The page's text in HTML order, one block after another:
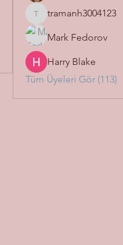
tramanh3004123
tramanh3004123
Mark Fedorov
Harry Blake
Tüm Üyeleri Gör (113)